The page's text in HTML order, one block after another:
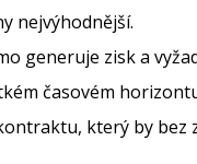
nejvýhodnější.
generuje zisk a
časovém
který by bez